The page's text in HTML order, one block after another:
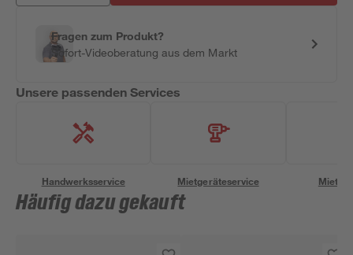
Fragen zum Produkt?
Sofort-Videoberatung aus dem Markt
Unsere passenden Services
Handwerksservice Mietgeräteservice
Häufig dazu gekauft